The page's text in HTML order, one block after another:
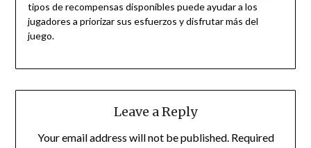
tipos de recompensas disponibles puede ayudar a los
jugadores a priorizar sus esfuerzos y disfrutar más del
juego.
Leave a Reply
Your email address will not be published. Required